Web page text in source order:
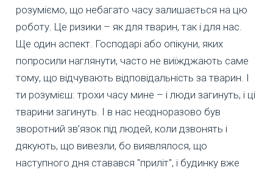
розуміємо, що небагато часу залишається на цю
роботу. Це ризики – як для тварин, так і для нас.
Ще один аспект. Господарі або опікуни, яких
попросили наглянути, часто не виїжджають саме
тому, що відчувають відповідальність за тварин. І
ти розумієш: трохи часу мине – і люди загинуть, і ці
тварини загинуть. І в нас неодноразово був
зворотний зв’язок під людей, коли дзвонять і
дякують, що вивезли, бо виявлялося, що
наступного дня ставався "приліт", і будинку вже